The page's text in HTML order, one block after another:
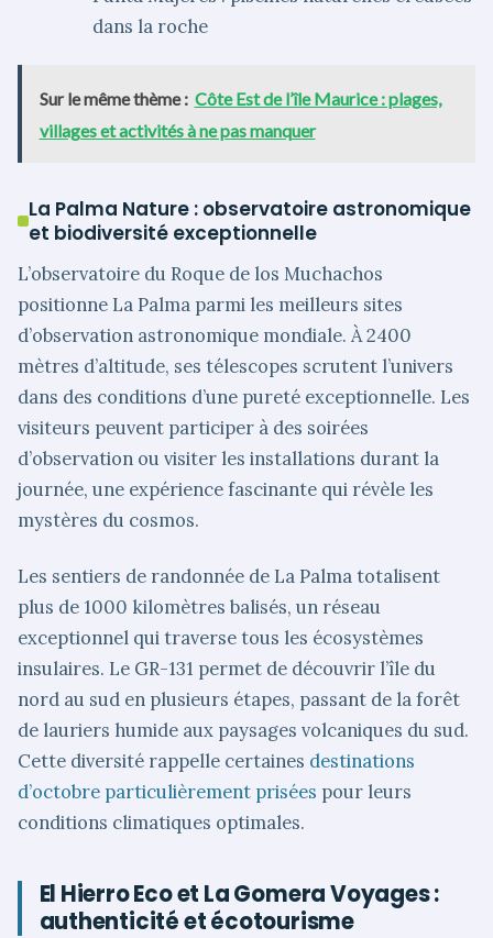
dans la roche
Sur le même thème : Côte Est de l’île Maurice : plages,
villages et activités à ne pas manquer
La Palma Nature : observatoire astronomique
et biodiversité exceptionnelle
L’observatoire du Roque de los Muchachos
positionne La Palma parmi les meilleurs sites
d’observation astronomique mondiale. À 2400
mètres d’altitude, ses télescopes scrutent l’univers
dans des conditions d’une pureté exceptionnelle. Les
visiteurs peuvent participer à des soirées
d’observation ou visiter les installations durant la
journée, une expérience fascinante qui révèle les
mystères du cosmos.
Les sentiers de randonnée de La Palma totalisent
plus de 1000 kilomètres balisés, un réseau
exceptionnel qui traverse tous les écosystèmes
insulaires. Le GR-131 permet de découvrir l’île du
nord au sud en plusieurs étapes, passant de la forêt
de lauriers humide aux paysages volcaniques du sud.
Cette diversité rappelle certaines destinations
d’octobre particulièrement prisées pour leurs
conditions climatiques optimales.
El Hierro Eco et La Gomera Voyages :
authenticité et écotourisme